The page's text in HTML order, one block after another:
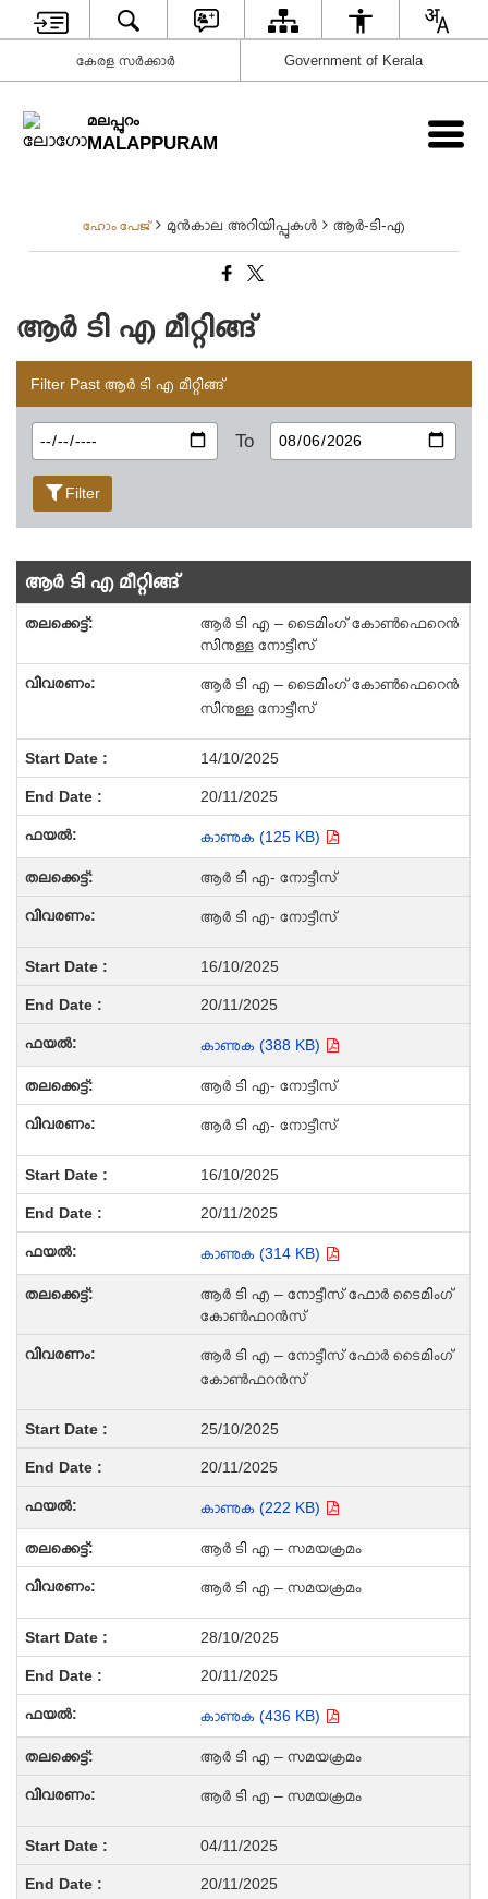
കേരള സര്‍ക്കാര്‍ Government of Kerala
മലപ്പുറം
MALAPPURAM
ഹോം പേജ് മുൻകാല അറിയിപ്പുകൾ ആർ-ടി-എ
ആർ ടി എ മീറ്റിങ്ങ്
Filter Past ആർ ടി എ മീറ്റിങ്ങ്
To
Filter
ആർ ടി എ മീറ്റിങ്ങ്
ആർ ടി എ – ടൈമിംഗ് കോൺഫെറെൻ
സിനുള്ള നോട്ടീസ്
ആർ ടി എ – ടൈമിംഗ് കോൺഫെറെൻ
സിനുള്ള നോട്ടീസ്
14/10/2025
20/11/2025
കാണുക (125 KB)
ആർ ടി എ- നോട്ടീസ്
ആർ ടി എ- നോട്ടീസ്
16/10/2025
20/11/2025
കാണുക (388 KB)
ആർ ടി എ- നോട്ടീസ്
ആർ ടി എ- നോട്ടീസ്
16/10/2025
20/11/2025
കാണുക (314 KB)
ആർ ടി എ – നോട്ടീസ് ഫോർ ടൈമിംഗ്
കോൺഫറൻസ്
ആർ ടി എ – നോട്ടീസ് ഫോർ ടൈമിംഗ്
കോൺഫറൻസ്
25/10/2025
20/11/2025
കാണുക (222 KB)
ആർ ടി എ – സമയക്രമം
ആർ ടി എ – സമയക്രമം
28/10/2025
20/11/2025
കാണുക (436 KB)
ആർ ടി എ – സമയക്രമം
ആർ ടി എ – സമയക്രമം
04/11/2025
20/11/2025